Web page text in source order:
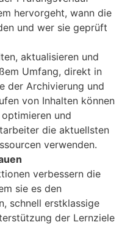
hervorgeht, wann die
und wer sie geprüft
aktualisieren und
Umfang, direkt in
der Archivierung und
von Inhalten können
und
die aktuellsten
verwenden.
verbessern die
sie es den
schnell erstklassige
der Lernziele